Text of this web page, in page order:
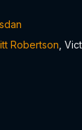
Robertson ,